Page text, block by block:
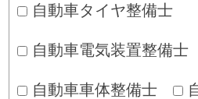
自動車タイヤ整備士
自動車電気装置整備士
自動車車体整備士